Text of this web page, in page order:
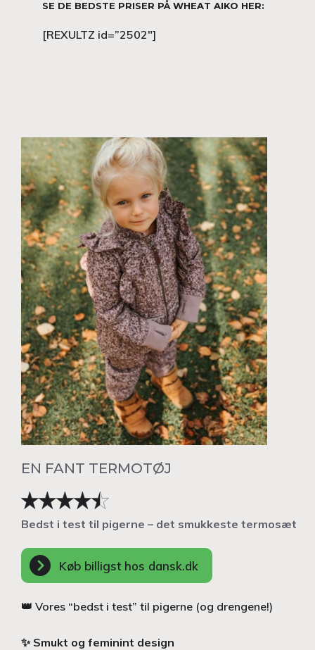
SE DE BEDSTE PRISER PÅ WHEAT AIKO HER:
[REXULTZ id=”2502″]
EN FANT TERMOTØJ
Bedst i test til pigerne – det smukkeste termosæt
Køb billigst hos dansk.dk
👑 Vores “bedst i test” til pigerne (og drengene!)
✨ Smukt og feminint design